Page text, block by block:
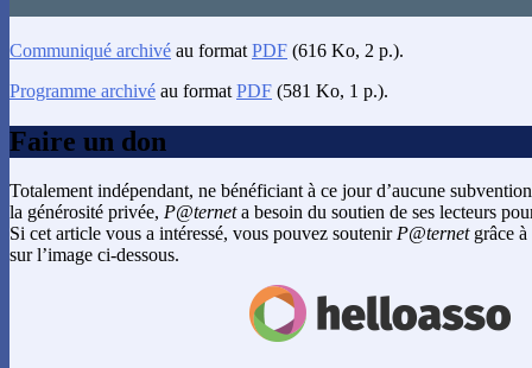
Communiqué archivé au format PDF (616 Ko, 2 p.).
Programme archivé au format PDF (581 Ko, 1 p.).
Faire un don
Totalement indépendant, ne bénéficiant à ce jour d’aucune
la générosité privée, P@terneta besoin du soutien de ses lecteurs
Si cet article vous a intéressé, vous pouvez soutenirP@ternetgrâce à
sur l’image ci-dessous.